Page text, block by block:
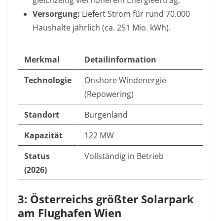
Versorgung: Liefert Strom für rund 70.000
Haushalte jährlich (ca. 251 Mio. kWh).
Merkmal
Detailinformation
Technologie
Onshore Windenergie
(Repowering)
Standort
Burgenland
Kapazität
122 MW
Status
(2026)
Vollständig in Betrieb
3: Österreichs größter Solarpark
am Flughafen Wien